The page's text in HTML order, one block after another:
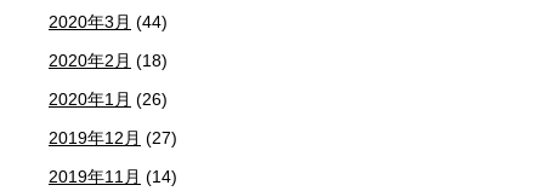
2020年3月 (44)
2020年2月 (18)
2020年1月 (26)
2019年12月 (27)
2019年11月 (14)